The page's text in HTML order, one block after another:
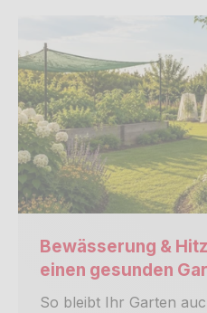
Bewässerung &
einen gesunden
So bleibt Ihr Garten